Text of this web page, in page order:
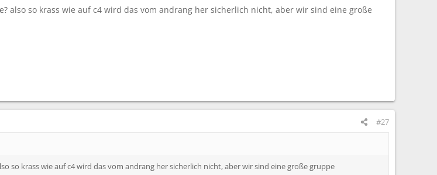
also so krass wie auf c4 wird das vom andrang her sicherlich nicht, aber wir sind eine große
#27
so krass wie auf c4 wird das vom andrang her sicherlich nicht, aber wir sind eine große gruppe